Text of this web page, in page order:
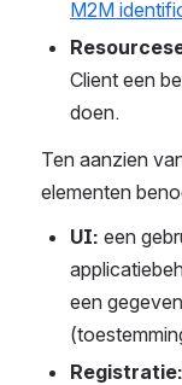
M2M
Client een
doen.
Ten aanzien
elementen
UI: een
een
Registratie: